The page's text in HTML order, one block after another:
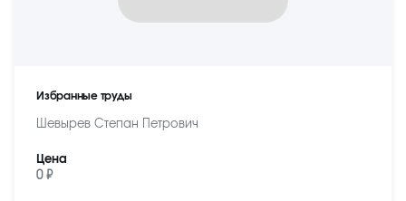
Избранные труды
Шевырев Степан Петрович
Цена
0 ₽